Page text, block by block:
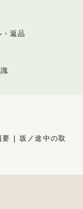
・返品
要
坂ノ途中の取